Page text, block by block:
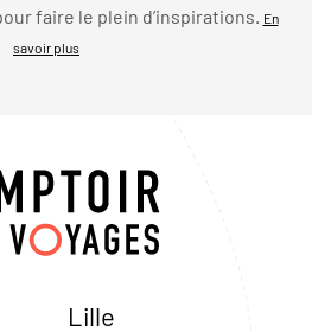
faire le plein d’inspirations. En
savoir plus
Lille